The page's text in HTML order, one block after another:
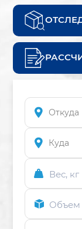
Вес, кг
Объем